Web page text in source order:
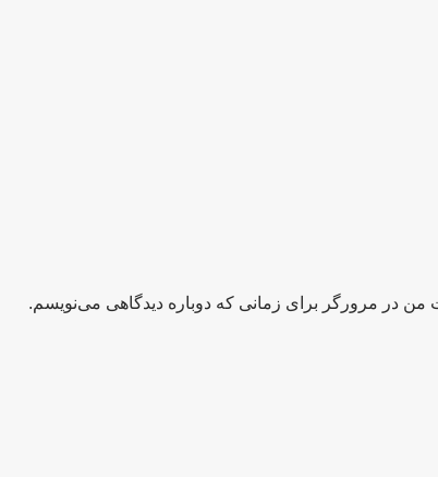
من در مرورگر برای زمانی که دوباره دیدگاهی می‌نویسم.